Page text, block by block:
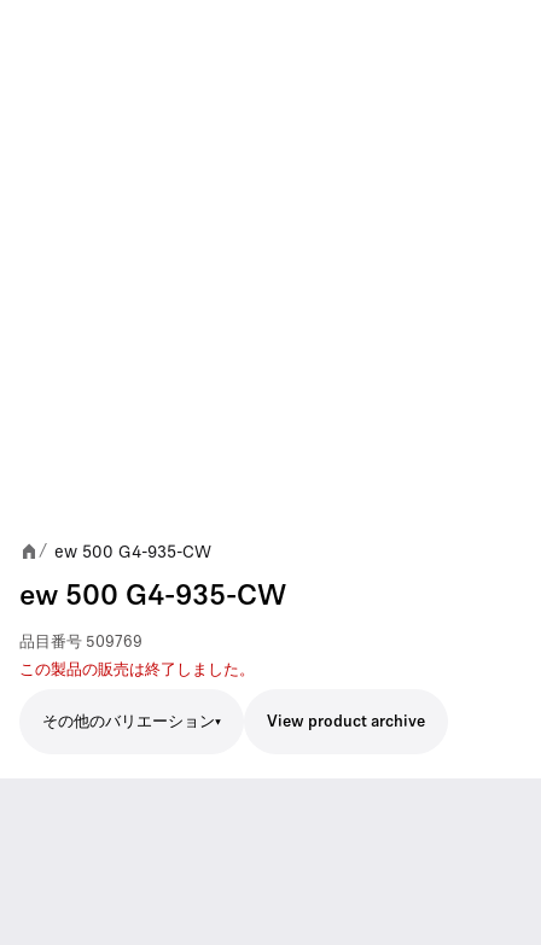
/ ew 500 G4-935-CW
ew 500 G4-935-CW
品目番号 509769
この製品の販売は終了しました。
その他のバリエーション View product archive